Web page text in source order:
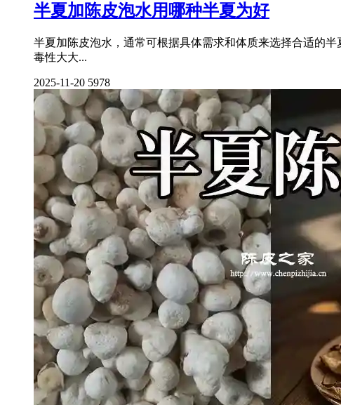
半夏加陈皮泡水用哪种半夏为好
半夏加陈皮泡水，通常可根据具体需求和体质来选择合适的
毒性大大...
2025-11-20 5978